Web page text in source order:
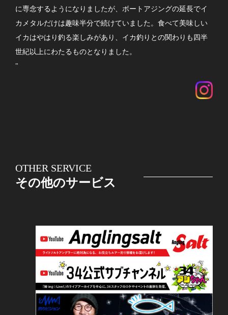
に専念するようになりましたが、ボートアジングの延長でイ
カメタルだけは趣味半分で続けていました。食べて美味しい
イカはやはり釣る楽しみがあり、イカ釣りとの関わりも四半
世紀以上にわたるものとなりました。
"
OTHER SERVICE
その他のサービス